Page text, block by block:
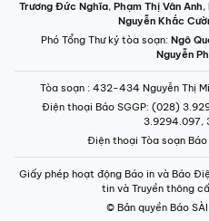
Trương Đức Nghĩa, Phạm Thị Vân Anh,
Nguyễn Khắc
Phó Tổng Thư ký tòa soạn: Ngô
Nguyễn
Tòa soạn : 432-434 Nguyễn Thị
Điện thoại Báo SGGP: (028)
3.9294.097,
Điện thoại Tòa soạn
Giấy phép hoạt động Báo in và Báo
tin và Truyền thông
© Bản quyền Báo SÀI